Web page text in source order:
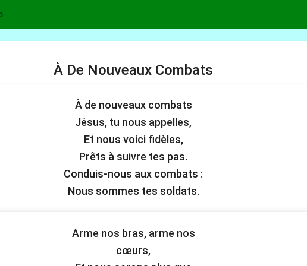
À De Nouveaux Combats
À de nouveaux combats
Jésus, tu nous appelles,
Et nous voici fidèles,
Prêts à suivre tes pas.
Conduis-nous aux combats :
Nous sommes tes soldats.
Arme nos bras, arme nos
cœurs,